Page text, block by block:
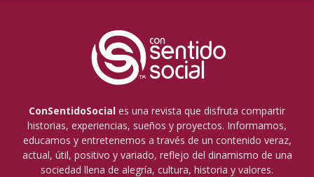
ConSentidoSocial es una revista que disfruta compartir
historias, experiencias, sueños y proyectos. Informamos,
educamos y entretenemos a través de un contenido veraz,
actual, útil, positivo y variado, reflejo del dinamismo de una
sociedad llena de alegría, cultura, historia y valores.